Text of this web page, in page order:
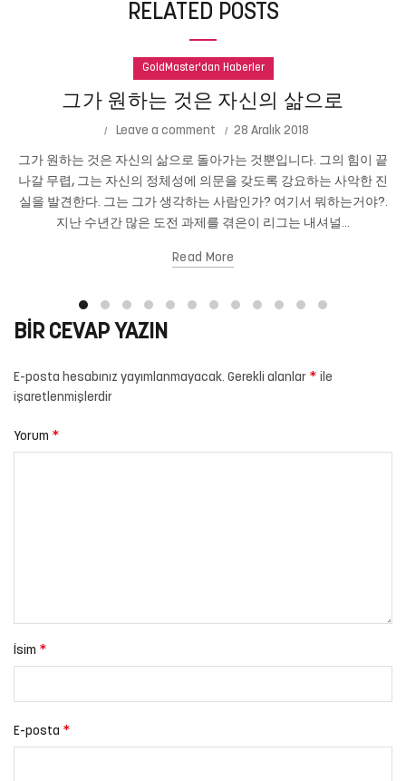
RELATED POSTS
GoldMaster'dan Haberler
그가 원하는 것은 자신의 삶으로
Leave a comment 28 Aralık 2018
그가 원하는 것은 자신의 삶으로 돌아가는 것뿐입니다. 그의 힘이 끝
나갈 무렵, 그는 자신의 정체성에 의문을 갖도록 강요하는 사악한 진
실을 발견한다. 그는 그가 생각하는 사람인가? 여기서 뭐하는거야?.
지난 수년간 많은 도전 과제를 겪은이 리그는 내셔널...
Read More
BIR CEVAP YAZIN
E-posta hesabınız yayımlanmayacak. Gerekli alanlar * ile
işaretlenmişlerdir
Yorum *
İsim *
E-posta *